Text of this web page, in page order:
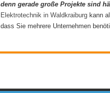
denn gerade große Projekte sind
Elektrotechnik in Waldkraiburgkann
dass Sie mehrere Unternehmen